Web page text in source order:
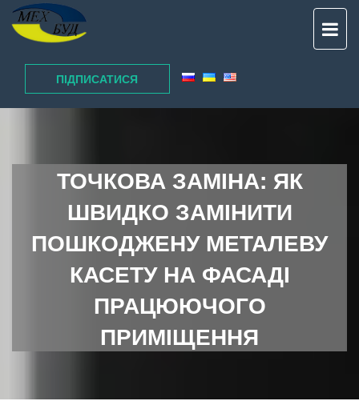
ПІДПИСАТИСЯ
ТОЧКОВА ЗАМІНА: ЯК
ШВИДКО ЗАМІНИТИ
ПОШКОДЖЕНУ МЕТАЛЕВУ
КАСЕТУ НА ФАСАДІ
ПРАЦЮЮЧОГО
ПРИМІЩЕННЯ